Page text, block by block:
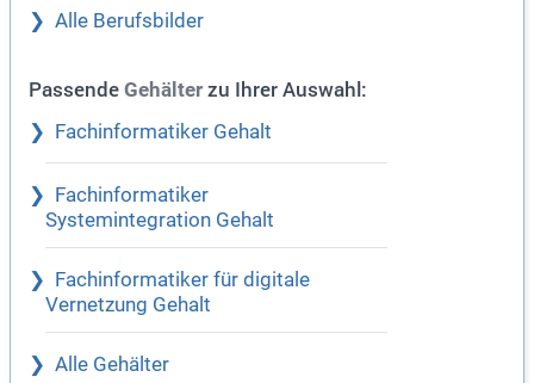
Alle Berufsbilder
Passende Gehälter zu Ihrer Auswahl:
Fachinformatiker Gehalt
Fachinformatiker
Systemintegration Gehalt
Fachinformatiker für digitale
Vernetzung Gehalt
Alle Gehälter